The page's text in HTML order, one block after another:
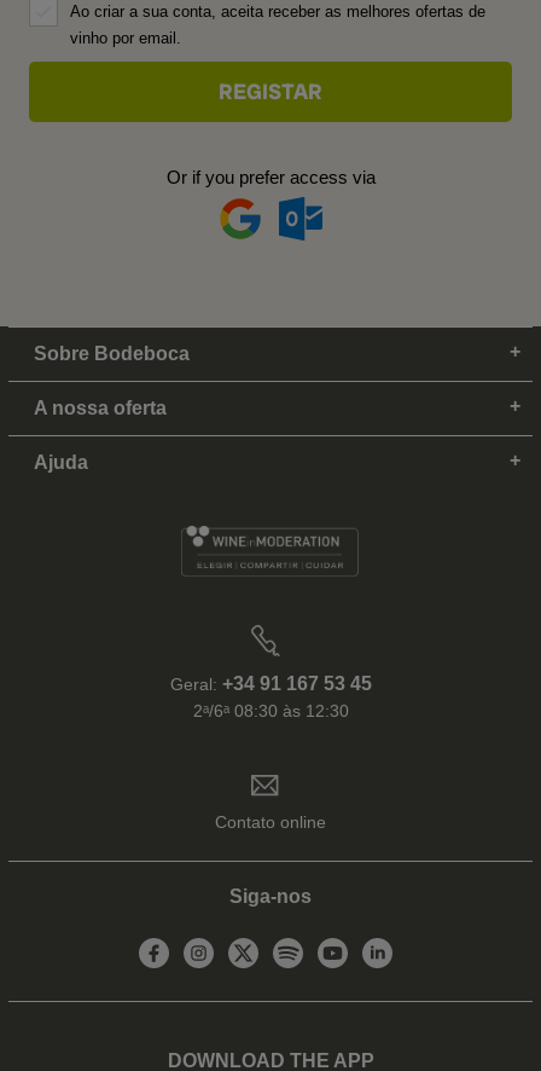
Ao criar a sua conta, aceita receber as melhores ofertas de
vinho por email.
Or if you prefer access via
Sobre Bodeboca
A nossa oferta
Ajuda
Geral: +34 91 167 53 45
2ᵃ/6ᵃ 08:30 às 12:30
Contato online
Siga-nos
DOWNLOAD THE APP